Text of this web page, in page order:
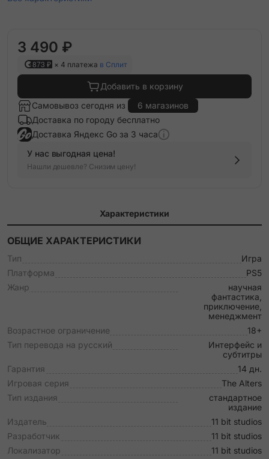
3 490 ₽
873 ₽ × 4 платежа в Сплит
Добавить в корзину
Самовывоз сегодня из
6 магазинов
Доставка по городу бесплатно
Доставка Яндекс Go за 3 часа
У нас выгодная цена!
Нашли дешевле? Снизим цену!
Характеристики
ОБЩИЕ ХАРАКТЕРИСТИКИ
Тип
Игра
Платформа
PS5
Жанр
научная
фантастика,
приключение,
менеджмент
Возрастное ограничение
18+
Тип перевода на русский
Интерфейс и
субтитры
Гарантия
14 дн.
Игровая серия
The Alters
Тип издания
стандартное
издание
Издатель
11 bit studios
Разработчик
11 bit studios
Локализатор
11 bit studios